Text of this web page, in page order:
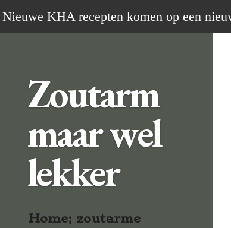
Nieuwe KHA recepten komen op een
Zoutarm
maar wel
lekker
Home; zoutarme